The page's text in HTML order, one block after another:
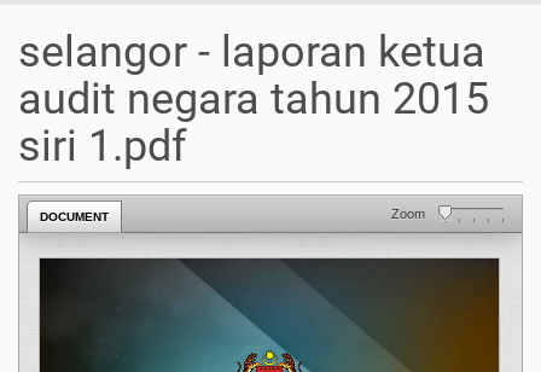
selangor - laporan ketua
audit negara tahun 2015
siri 1.pdf
DOCUMENT Zoom